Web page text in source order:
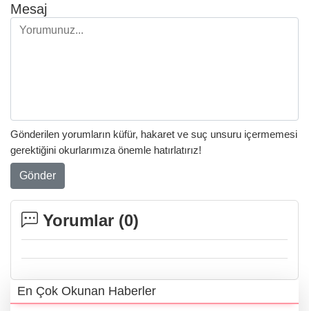
Mesaj
Gönderilen yorumların küfür, hakaret ve suç unsuru içermemesi
gerektiğini okurlarımıza önemle hatırlatırız!
Gönder
Yorumlar (0)
En Çok Okunan Haberler